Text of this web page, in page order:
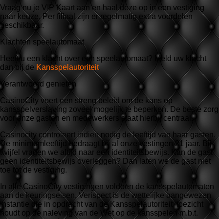
Vraag nu je VIP Kaart aan en haal deze op in een vestiging
naar keuze. Per filiaal zijn er regelmatig extra voordelen
beschikbaar.
Klachten speelautomaat
Heeft u een klacht over een speelautomaat? Meld uw klacht
dan bij de Kansspelautoriteit.
Verantwoord genieten
CasinoCity voert een streng beleid om de kans op
kansspelverslaving zoveel mogelijk te beperken. De beste zorg
voor onze gasten en medewerkers staat hierbij centraal.
Casinocity controleert indien nodig de leeftijd van haar gasten.
De minimumleeftijd bedraagt bij al onze vestingen 21 jaar. Bij
twijfel vragen we altijd naar een identiteitsbewijs. Kan de gast
geen identiteitsbewijs overleggen? Dan laten we de gast niet
toe tot de vestiging.
In alle CasinoCity vestigingen voldoen de kansspelautomaten
aan de keuringseisen. Verispect is de wettelijke aangewezen
instantie die in opdracht van de Kansspelautoriteit toezicht
houdt op de naleving van de Wet op de kansspelen m.b.t.